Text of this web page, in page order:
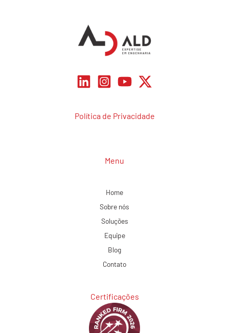
Política de Privacidade
Menu
Home
Sobre nós
Soluções
Equipe
Blog
Contato
Certificações